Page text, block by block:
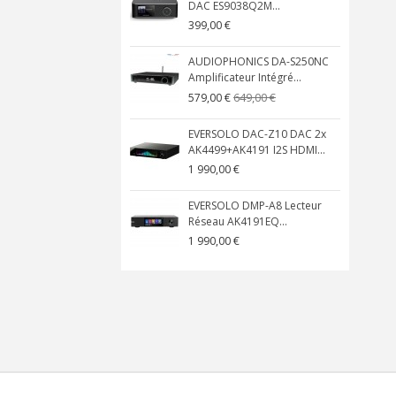
DAC ES9038Q2M...
399,00 €
AUDIOPHONICS DA-S250NC
Amplificateur Intégré...
579,00 €649,00 €
EVERSOLO DAC-Z10 DAC 2x
AK4499+AK4191 I2S HDMI...
1 990,00 €
EVERSOLO DMP-A8 Lecteur
Réseau AK4191EQ...
1 990,00 €